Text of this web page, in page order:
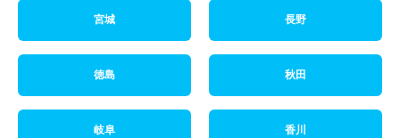
宮城 長野
徳島 秋田
岐阜 香川